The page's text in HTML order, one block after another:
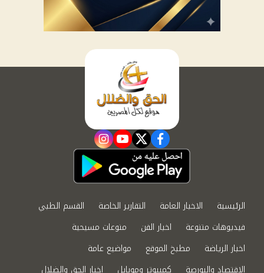
facebook
twitter
youtube
instagram
الرئيسية الاخبار العامة التقارير الخاصة
القسم الطبي
فيديوهات متنوعة
اخبار الفن
منوعات مسيحية
اخبار الرياضة
مطبخ الموقع
مواضيع عامة
الاقتصاد والبورصة
كمبيوتر وموبايل اخبار الحق والضلال